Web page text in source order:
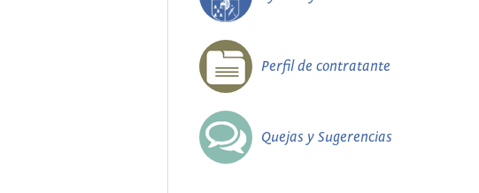
Perfil de contratante
Quejas y Sugerencias